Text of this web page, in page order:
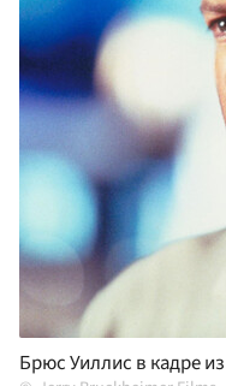
Брюс Уиллис в кадре